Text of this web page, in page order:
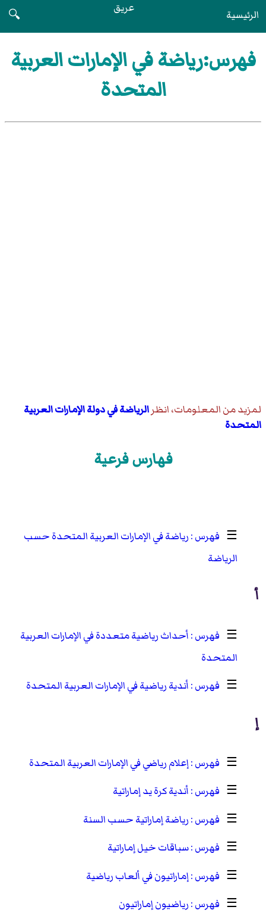
الرئيسية عريق
🔍
فهرس:رياضة في الإمارات العربية
المتحدة
لمزيد من المعلومات، انظرالرياضة في دولة الإمارات العربية
المتحدة
فهارس فرعية
☰
رياضة في الإمارات العربية المتحدة حسب
الرياضة
أ
☰
أحداث رياضية متعددة في الإمارات العربية
المتحدة
☰
أندية رياضية في الإمارات العربية المتحدة
إ
☰
إعلام رياضي في الإمارات العربية المتحدة
☰
أندية كرة يد إماراتية
☰
رياضة إماراتية حسب السنة
☰
سباقات خيل إماراتية
☰
إماراتيون في ألعاب رياضية
☰
رياضيون إماراتيون